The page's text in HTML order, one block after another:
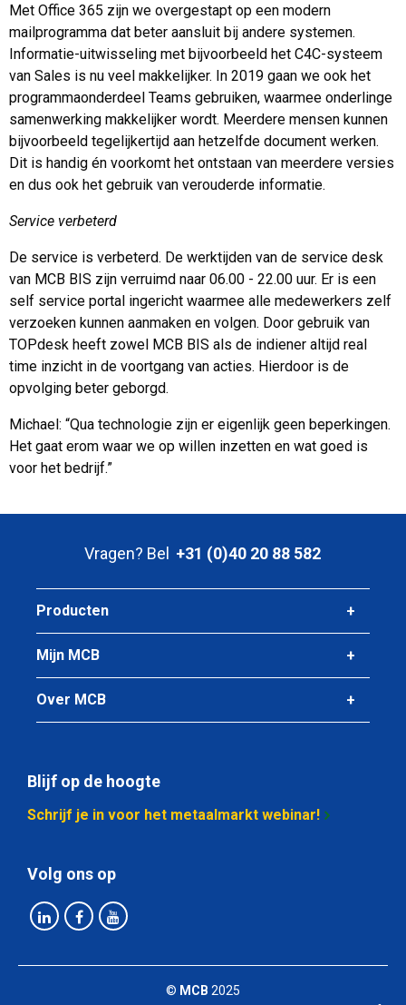
Met Office 365 zijn we overgestapt op een modern
mailprogramma dat beter aansluit bij andere systemen.
Informatie-uitwisseling met bijvoorbeeld het C4C-systeem
van Sales is nu veel makkelijker. In 2019 gaan we ook het
programmaonderdeel Teams gebruiken, waarmee onderlinge
samenwerking makkelijker wordt. Meerdere mensen kunnen
bijvoorbeeld tegelijkertijd aan hetzelfde document werken.
Dit is handig én voorkomt het ontstaan van meerdere versies
en dus ook het gebruik van verouderde informatie.
Service verbeterd
De service is verbeterd. De werktijden van de service desk
van MCB BIS zijn verruimd naar 06.00 - 22.00 uur. Er is een
self service portal ingericht waarmee alle medewerkers zelf
verzoeken kunnen aanmaken en volgen. Door gebruik van
TOPdesk heeft zowel MCB BIS als de indiener altijd real
time inzicht in de voortgang van acties. Hierdoor is de
opvolging beter geborgd.
Michael: “Qua technologie zijn er eigenlijk geen beperkingen.
Het gaat erom waar we op willen inzetten en wat goed is
voor het bedrijf.”
Vragen? Bel +31 (0)40 20 88 582
Producten
Mijn MCB
Over MCB
Blijf op de hoogte
Schrijf je in voor het metaalmarkt webinar!
Volg ons op
© MCB 2025